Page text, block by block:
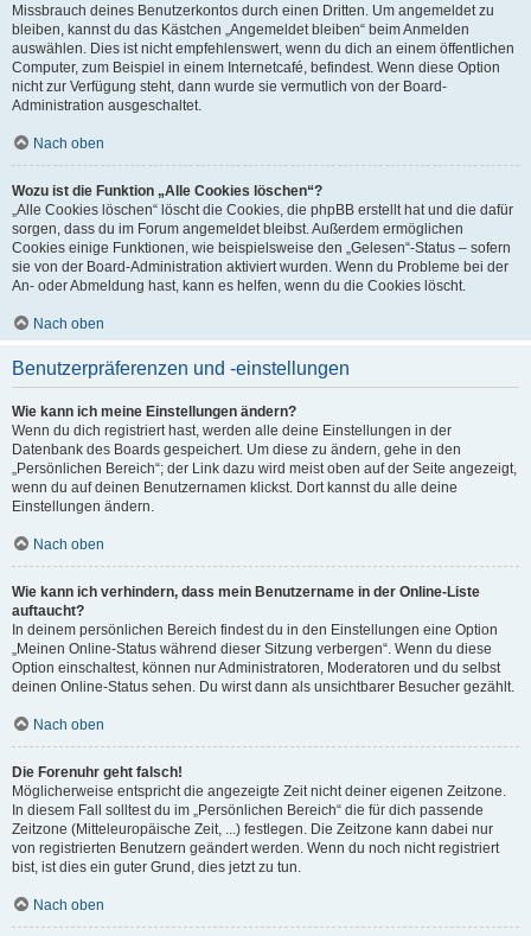
Missbrauch deines Benutzerkontos durch einen Dritten. Um angemeldet zu
bleiben, kannst du das Kästchen „Angemeldet bleiben“ beim Anmelden
auswählen. Dies ist nicht empfehlenswert, wenn du dich an einem öffentlichen
Computer, zum Beispiel in einem Internetcafé, befindest. Wenn diese Option
nicht zur Verfügung steht, dann wurde sie vermutlich von der Board-
Administration ausgeschaltet.
Nach oben
Wozu ist die Funktion „Alle Cookies löschen“?
„Alle Cookies löschen“ löscht die Cookies, die phpBB erstellt hat und die dafür
sorgen, dass du im Forum angemeldet bleibst. Außerdem ermöglichen
Cookies einige Funktionen, wie beispielsweise den „Gelesen“-Status – sofern
sie von der Board-Administration aktiviert wurden. Wenn du Probleme bei der
An- oder Abmeldung hast, kann es helfen, wenn du die Cookies löscht.
Nach oben
Benutzerpräferenzen und -einstellungen
Wie kann ich meine Einstellungen ändern?
Wenn du dich registriert hast, werden alle deine Einstellungen in der
Datenbank des Boards gespeichert. Um diese zu ändern, gehe in den
„Persönlichen Bereich“; der Link dazu wird meist oben auf der Seite angezeigt,
wenn du auf deinen Benutzernamen klickst. Dort kannst du alle deine
Einstellungen ändern.
Nach oben
Wie kann ich verhindern, dass mein Benutzername in der Online-Liste
auftaucht?
In deinem persönlichen Bereich findest du in den Einstellungen eine Option
„Meinen Online-Status während dieser Sitzung verbergen“. Wenn du diese
Option einschaltest, können nur Administratoren, Moderatoren und du selbst
deinen Online-Status sehen. Du wirst dann als unsichtbarer Besucher gezählt.
Nach oben
Die Forenuhr geht falsch!
Möglicherweise entspricht die angezeigte Zeit nicht deiner eigenen Zeitzone.
In diesem Fall solltest du im „Persönlichen Bereich“ die für dich passende
Zeitzone (Mitteleuropäische Zeit, ...) festlegen. Die Zeitzone kann dabei nur
von registrierten Benutzern geändert werden. Wenn du noch nicht registriert
bist, ist dies ein guter Grund, dies jetzt zu tun.
Nach oben